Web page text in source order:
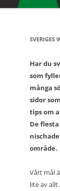
SVERIGES
Har du
som
många
sidor
tips om
De
område.
Vårt mål
lite av